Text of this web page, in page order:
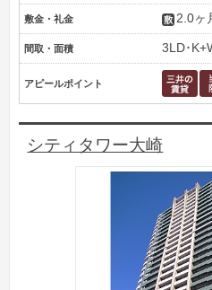
敷金・礼金 2.0ヶ
間取・面積 3LD･
アピールポイント
シティタワー大崎